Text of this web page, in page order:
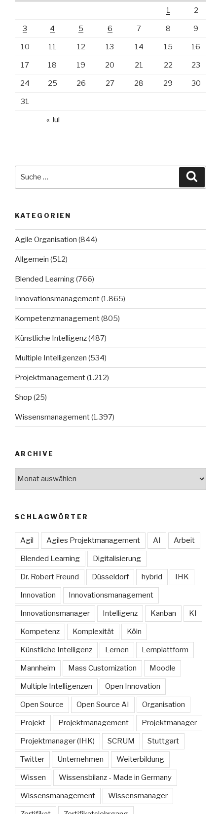
1 2
3 4 5 6 7 8 9
10 11 12 13 14 15 16
17 18 19 20 21 22 23
24 25 26 27 28 29 30
31
« Jul
KATEGORIEN
Agile Organisation (844)
Allgemein (512)
Blended Learning(766)
Innovationsmanagement(1.865)
Kompetenzmanagement(805)
Künstliche Intelligenz(487)
Multiple Intelligenzen (534)
Projektmanagement(1.212)
Shop (25)
Wissensmanagement(1.397)
ARCHIVE
SCHLAGWÖRTER
Agil Agiles Projektmanagement AI Arbeit
Blended Learning Digitalisierung
Dr. Robert Freund Düsseldorf hybrid IHK
Innovation Innovationsmanagement
Innovationsmanager Intelligenz Kanban KI
Kompetenz Komplexität Köln
Künstliche Intelligenz Lernen Lernplattform
Mannheim Mass Customization Moodle
Multiple Intelligenzen Open Innovation
Open Source Open Source AI Organisation
Projekt Projektmanagement Projektmanager
Projektmanager (IHK) SCRUM Stuttgart
Twitter Unternehmen Weiterbildung
Wissen Wissensbilanz - Made in Germany
Wissensmanagement Wissensmanager